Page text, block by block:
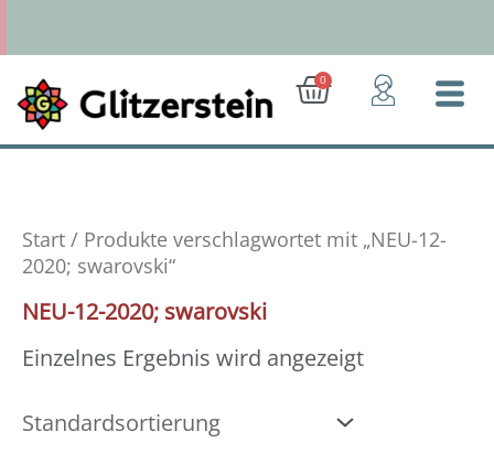
springen
0
Warenkorb
Start / Produkte verschlagwortet mit „NEU-12-
2020; swarovski“
NEU-12-2020; swarovski
Einzelnes Ergebnis wird angezeigt